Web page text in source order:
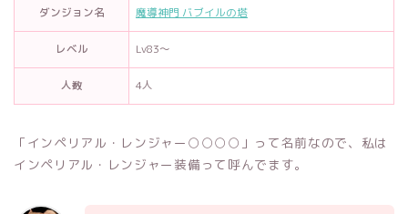
ダンジョン名 魔導神門 バブイルの塔
レベル Lv83～
人数 4人
「インペリアル・レンジャー○○○○」って名前なので、私は
インペリアル・レンジャー装備って呼んでます。